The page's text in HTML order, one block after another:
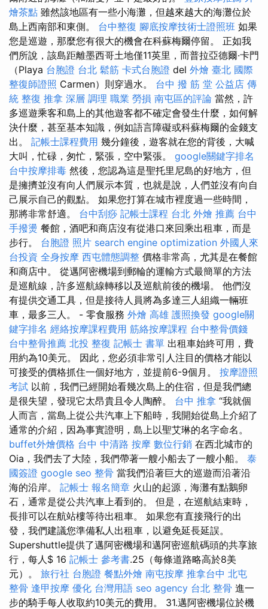
燴茶點 雖然該地區有一些小海灘，但越來越大的海灘位於
島上西南部和東側。 台中整復 腳底按摩技術士證照班 如果
您是巡遊，那麼您有很大的機會在科蘇梅爾停留。 正如我
們所說，該島距離墨西哥土地僅11英里，而普拉亞德爾·卡門
（Playa 台胞證 台北 鬆筋 卡式台胞證 del 外燴 臺北 國際
整復師證照 Carmen）則穿過水。 台中 撥 筋 堂 公益店 傳
統 整復 推拿 深層 調理 職業 勞損 南屯區的評論 當然，許
多巡遊乘客和島上的其他遊客都不確定會發生什麼，如何解
決什麼，甚至基本知識，例如語言障礙或科蘇梅爾的金錢支
出。 記帳士課程費用 幾分鐘後，遊客就在您的背後，大喊
大叫，忙碌，匆忙，緊張，空中緊張。 google關鍵字排名
台中按摩排毒 然後，您認為這是聖托里尼島的好地方，但
是擁擠並沒有向人們展示本質，也就是說，人們並沒有向自
己展示自己的觀點。 如果您打算在城市裡度過一些時間，
那將非常舒適。 台中刮痧 記帳士課程 台北 外燴 推薦 台中
手撥燙 餐館，酒吧和商店沒有從港口來回乘出租車，而是
步行。 台胞證 照片 search engine optimization 外國人來
台投資 全身按摩 西屯體態調整 價格非常高，尤其是在餐館
和商店中。 從邁阿密機場到郵輪的運輸方式最簡單的方法
是巡航線，許多巡航線轉移以及巡航前後的機場。 他們沒
有提供交通工具，但是接待人員將為多達三人組織一輛班
車，最多三人。 - 零食服務 外燴 高雄 護照換發 google關
鍵字排名 經絡按摩課程費用 筋絡按摩課程 台中整骨價錢
台中整骨推薦 北投 整復 記帳士 書單 出租車始終可用，費
用約為10美元。 因此，您必須非常引人注目的價格才能以
可接受的價格抓住一個好地方，並提前6-9個月。 按摩證照
考試 以前，我們已經開始看幾次島上的住宿，但是我們總
是很失望，發現它太昂貴且令人陶醉。 台中 推拿 “我就個
人而言，當島上從公共汽車上下船時，我開始從島上介紹了
通常的介紹，因為事實證明，島上以聖艾琳的名字命名。
buffet外燴價格 台中 中清路 按摩 數位行銷 在西北城市的
Oia，我們去了大陸，我們帶著一艘小船去了一艘小船。 泰
國簽證 google seo 整骨 當我們沿著巨大的巡遊而沿著沿
海的沿岸。 記帳士 報名簡章 火山的起源，海灘有點鵝卵
石，通常是從公共汽車上看到的。 但是，在巡航結束時，
長排可以在航站樓等待出租車。 如果您有直接飛行的出
發，我們建議您準備私人出租車，以避免延長延誤。
Supershuttle提供了邁阿密機場和邁阿密巡航碼頭的共享旅
行，每人$ 16 記帳士 參考書.25（每條道路略高於8美
元）。 旅行社 台胞證 餐點外燴 南屯按摩 推拿台中 北屯
整骨 逢甲按摩 優化 台灣用語 seo agency 台北 整骨 進一
步的騎手每人收取約10美元的費用。 31.邁阿密機場位於機